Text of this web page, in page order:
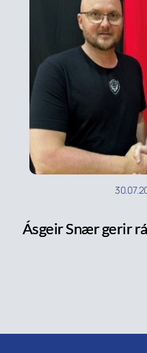
Ásgeir Snær gerir